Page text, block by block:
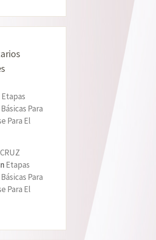
Etapas
Para
Para El
Etapas
Para
Para El